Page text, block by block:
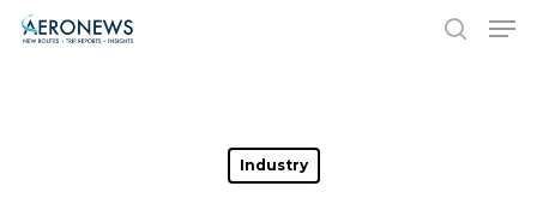
Hit enter to search or ESC to close
Industry